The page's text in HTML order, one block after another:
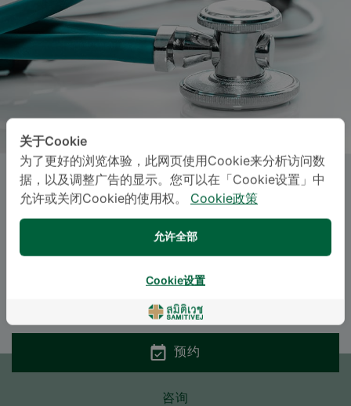
Dr.ORNICHA THITITAGUL, M.D.
Geriatric Medicine, Internal Medicine
预约
咨询
关于Cookie
为了更好的浏览体验，此网页使用Cookie来分析访问数
据，以及调整广告的显示。您可以在「Cookie设置」中
允许或关闭Cookie的使用权。
Cookie政策
允许全部
Cookie设置